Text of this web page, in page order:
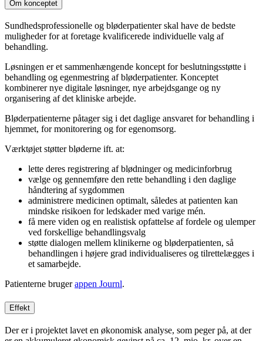
Om konceptet
Sundhedsprofessionelle og bløderpatienter skal have de bedste
muligheder for at foretage kvalificerede individuelle valg af
behandling.
Løsningen er et sammenhængende koncept for beslutningsstøtte i
behandling og egenmestring af bløderpatienter. Konceptet
kombinerer nye digitale løsninger, nye arbejdsgange og ny
organisering af det kliniske arbejde.
Bløderpatienterne påtager sig i det daglige ansvaret for behandling i
hjemmet, for monitorering og for egenomsorg.
Værktøjet støtter bløderne ift. at:
lette deres registrering af blødninger og medicinforbrug
vælge og gennemføre den rette behandling i den daglige
håndtering af sygdommen
administrere medicinen optimalt, således at patienten kan
mindske risikoen for ledskader med varige mén.
få mere viden og en realistisk opfattelse af fordele og ulemper
ved forskellige behandlingsvalg
støtte dialogen mellem klinikerne og bløderpatienten, så
behandlingen i højere grad individualiseres og tilrettelægges i
et samarbejde.
Patienterne brugerappen Journl.
Effekt
Der er i projektet lavet en økonomisk analyse, som peger på, at der